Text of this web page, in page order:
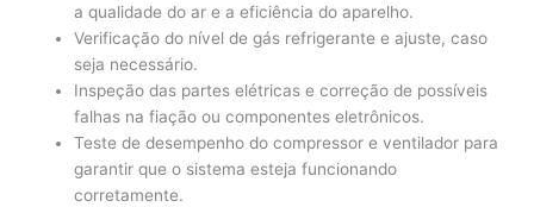
a qualidade do ar e a eficiência do aparelho.
Verificação do nível de gás refrigerante e ajuste, caso
seja necessário.
Inspeção das partes elétricas e correção de possíveis
falhas na fiação ou componentes eletrônicos.
Teste de desempenho do compressor e ventilador para
garantir que o sistema esteja funcionando
corretamente.